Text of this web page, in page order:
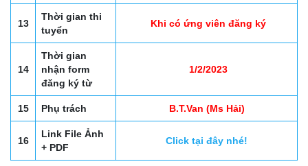
13
Thời gian thi
tuyển
Khi có ứng viên đăng ký
14
Thời gian
nhận form
đăng ký từ
1/2/2023
15 Phụ trách B.T.Van (Ms Hải)
16
Link File Ảnh
+ PDF
Click tại đây nhé!